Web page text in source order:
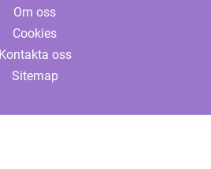
Om oss
Cookies
Kontakta oss
Sitemap